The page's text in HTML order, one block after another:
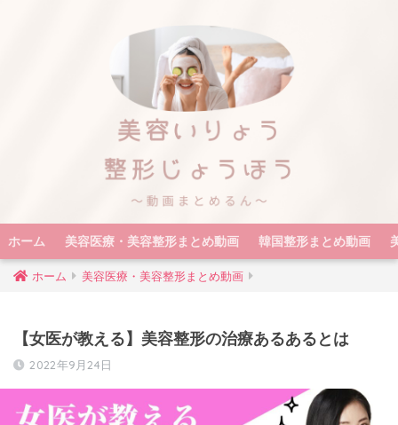
ホーム 美容医療・美容整形まとめ動画 韓国整形まとめ動画
ホーム 美容医療・美容整形まとめ動画
【女医が教える】美容整形の治療あるあるとは
2022年9月24日